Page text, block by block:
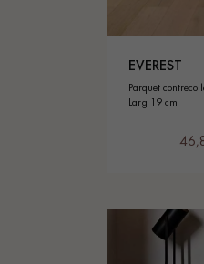
EVEREST
parquet
larg 19 cm